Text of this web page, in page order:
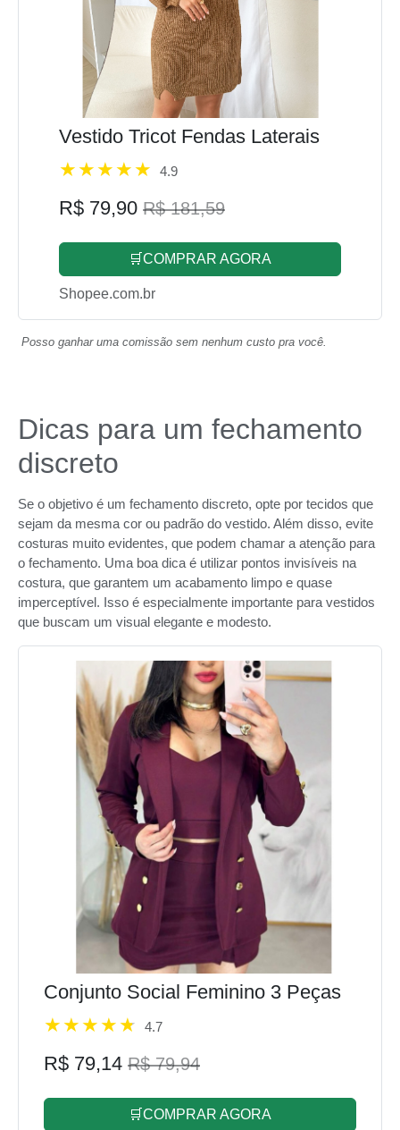
Vestido Tricot Fendas Laterais
4.9
R$ 79,90 R$ 181,59
🛒COMPRAR AGORA
Shopee.com.br
Posso ganhar uma comissão sem nenhum custo pra você.
Dicas para um fechamento
discreto
Se o objetivo é um fechamento discreto, opte por tecidos que
sejam da mesma cor ou padrão do vestido. Além disso, evite
costuras muito evidentes, que podem chamar a atenção para
o fechamento. Uma boa dica é utilizar pontos invisíveis na
costura, que garantem um acabamento limpo e quase
imperceptível. Isso é especialmente importante para vestidos
que buscam um visual elegante e modesto.
Conjunto Social Feminino 3 Peças
4.7
R$ 79,14 R$ 79,94
🛒COMPRAR AGORA